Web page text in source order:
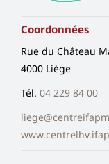
Coordonnées
Rue du Château
4000 Liège
Tél. 04 229 84 00